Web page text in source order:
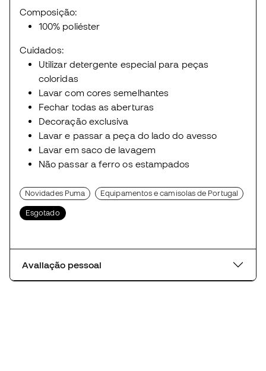
Composição:
100% poliéster
Cuidados:
Utilizar detergente especial para peças
coloridas
Lavar com cores semelhantes
Fechar todas as aberturas
Decoração exclusiva
Lavar e passar a peça do lado do avesso
Lavar em saco de lavagem
Não passar a ferro os estampados
Novidades Puma Equipamentos e camisolas de Portugal
Esgotado
Avaliação pessoal